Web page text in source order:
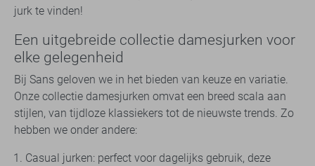
jurk te vinden!
Een uitgebreide collectie damesjurken voor
elke gelegenheid
Bij Sans geloven we in het bieden van keuze en variatie.
Onze collectie damesjurken omvat een breed scala aan
stijlen, van tijdloze klassiekers tot de nieuwste trends. Zo
hebben we onder andere:
Casual jurken: perfect voor dagelijks gebruik, deze